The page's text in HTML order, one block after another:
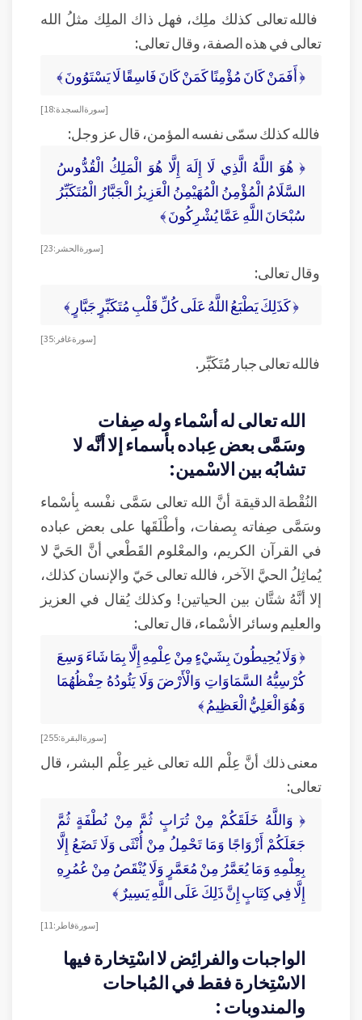
فالله تعالى كذلك ملِك، فهل ذاك الملِك مثلُ الله
تعالى في هذه الصفة، وقال تعالى:
﴿ أَفَمَنْ كَانَ مُؤْمِنًا كَمَنْ كَانَ فَاسِقًا لَا يَسْتَوُونَ ﴾
[سورة السجدة: 18]
فالله كذلك سمّى نفسه المؤمن، قال عز وجل:
﴿ هُوَ اللَّهُ الَّذِي لَا إِلَهَ إِلَّا هُوَ الْمَلِكُ الْقُدُّوسُ
السَّلَامُ الْمُؤْمِنُ الْمُهَيْمِنُ الْعَزِيزُ الْجَبَّارُ الْمُتَكَبِّرُ
سُبْحَانَ اللَّهِ عَمَّا يُشْرِكُونَ ﴾
[سورة الحشر: 23]
وقال تعالى:
﴿ كَذَلِكَ يَطْبَعُ اللَّهُ عَلَى كُلِّ قَلْبِ مُتَكَبِّرٍ جَبَّارٍ ﴾
[ سورة غافر: 35 ]
فالله تعالى جبار مُتَكَبِّر.
الله تعالى له أسْماء وله صِفات
وسَمَّى بعض عِباده بأسماء إلا أنَّه لا
تشابُه بين الاسْمين:
النُقْطة الدقيقة أنَّ الله تعالى سَمَّى نفْسه بِأسْماء
وسَمَّى صِفاته بِصفات، وأطْلَقَها على بعض عباده
في القرآن الكريم، والمعْلوم القَطْعي أنَّ الحَيَّ لا
يُماثِلُ الحيَّ الآخر، فالله تعالى حَيّ والإنسان كذلك،
إلا أنَّهُ شتَّان بين الحياتين! وكذلك يُقال في العزيز
والعليم وسائر الأسْماء، قال تعالى:
﴿ وَلَا يُحِيطُونَ بِشَيْءٍ مِنْ عِلْمِهِ إِلَّا بِمَا شَاءَ وَسِعَ
كُرْسِيُّهُ السَّمَاوَاتِ وَالْأَرْضَ وَلَا يَئُودُهُ حِفْظُهُمَا
وَهُوَ الْعَلِيُّ الْعَظِيمُ ﴾
[ سورة البقرة: 255 ]
معنى ذلك أنَّ عِلْم الله تعالى غير عِلْم البشر، قال
تعالى:
﴿ وَاللَّهُ خَلَقَكُمْ مِنْ تُرَابٍ ثُمَّ مِنْ نُطْفَةٍ ثُمَّ
جَعَلَكُمْ أَزْوَاجًا وَمَا تَحْمِلُ مِنْ أُنْثَى وَلَا تَضَعُ إِلَّا
بِعِلْمِهِ وَمَا يُعَمَّرُ مِنْ مُعَمَّرٍ وَلَا يُنْقَصُ مِنْ عُمُرِهِ
إِلَّا فِي كِتَابٍ إِنَّ ذَلِكَ عَلَى اللَّهِ يَسِيرٌ ﴾
[ سورة فاطر: 11 ]
الواجبات والفرائِض لا اسْتِخارة فيها
الاسْتِخارة فقط في المُباحات
والمندوبات :